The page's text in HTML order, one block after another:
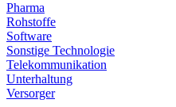
Pharma
Rohstoffe
Software
Sonstige Technologie
Telekommunikation
Unterhaltung
Versorger